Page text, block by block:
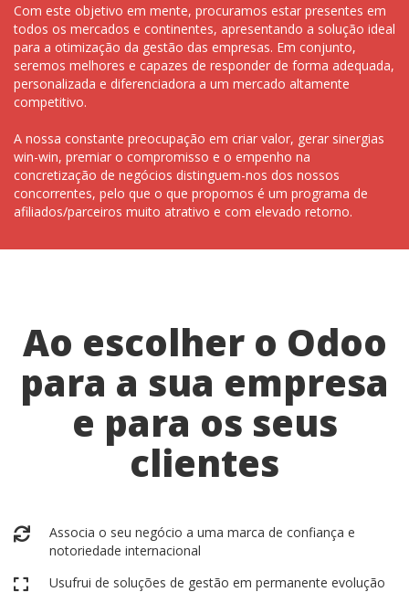
Com este objetivo em mente, procuramos estar presentes em
todos os mercados e continentes, apresentando a solução ideal
para a otimização da gestão das empresas. Em conjunto,
seremos melhores e capazes de responder de forma adequada,
personalizada e diferenciadora a um mercado altamente
competitivo.
A nossa constante preocupação em criar valor, gerar sinergias
win-win, premiar o compromisso e o empenho na
concretização de negócios distinguem-nos dos nossos
concorrentes, pelo que o que propomos é um programa de
afiliados/parceiros muito atrativo e com elevado retorno.
Ao escolher o Odoo
para a sua empresa
e para os seus
clientes
Associa o seu negócio a uma marca de confiança e
notoriedade internacional
Usufrui de soluções de gestão em permanente evolução